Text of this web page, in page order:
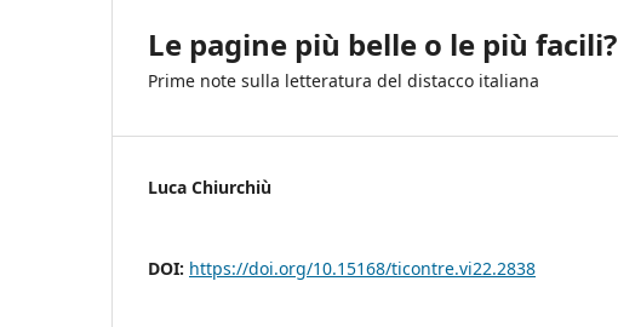
Le pagine più belle o le più facili?
Prime note sulla letteratura del distacco italiana
Luca Chiurchiù
DOI: https://doi.org/10.15168/ticontre.vi22.2838